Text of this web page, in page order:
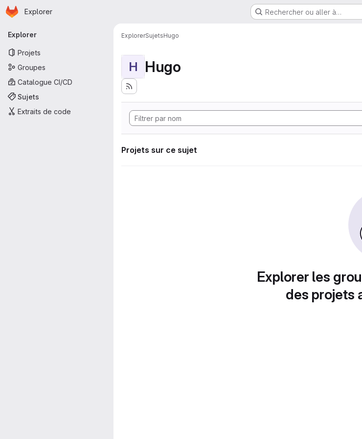
Passer au contenu principal
Page d'accueil
Explorer Rechercher ou aller à…
Navigation principale
Explorer
Projets
Groupes
Catalogue CI/CD
Sujets
Extraits de code
ExplorerSujetsHugo
H Hugo
Projets sur ce sujet
Explorer les
des projets